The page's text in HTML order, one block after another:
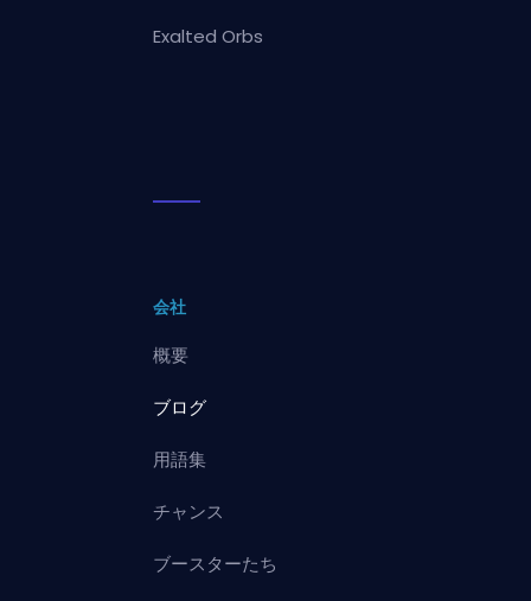
Exalted Orbs
会社
概要
ブログ
用語集
チャンス
ブースターたち